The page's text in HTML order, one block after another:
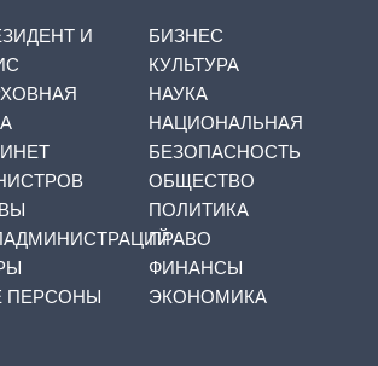
И
ПЕРСОНЫ
БИЗНЕС
КУЛЬТУРА
НАУКА
НАЦИОНАЛЬНАЯ
БЕЗОПАСНОСТЬ
ОБЩЕСТВО
ПОЛИТИКА
ПРАВО
ФИНАНСЫ
ЭКОНОМИКА